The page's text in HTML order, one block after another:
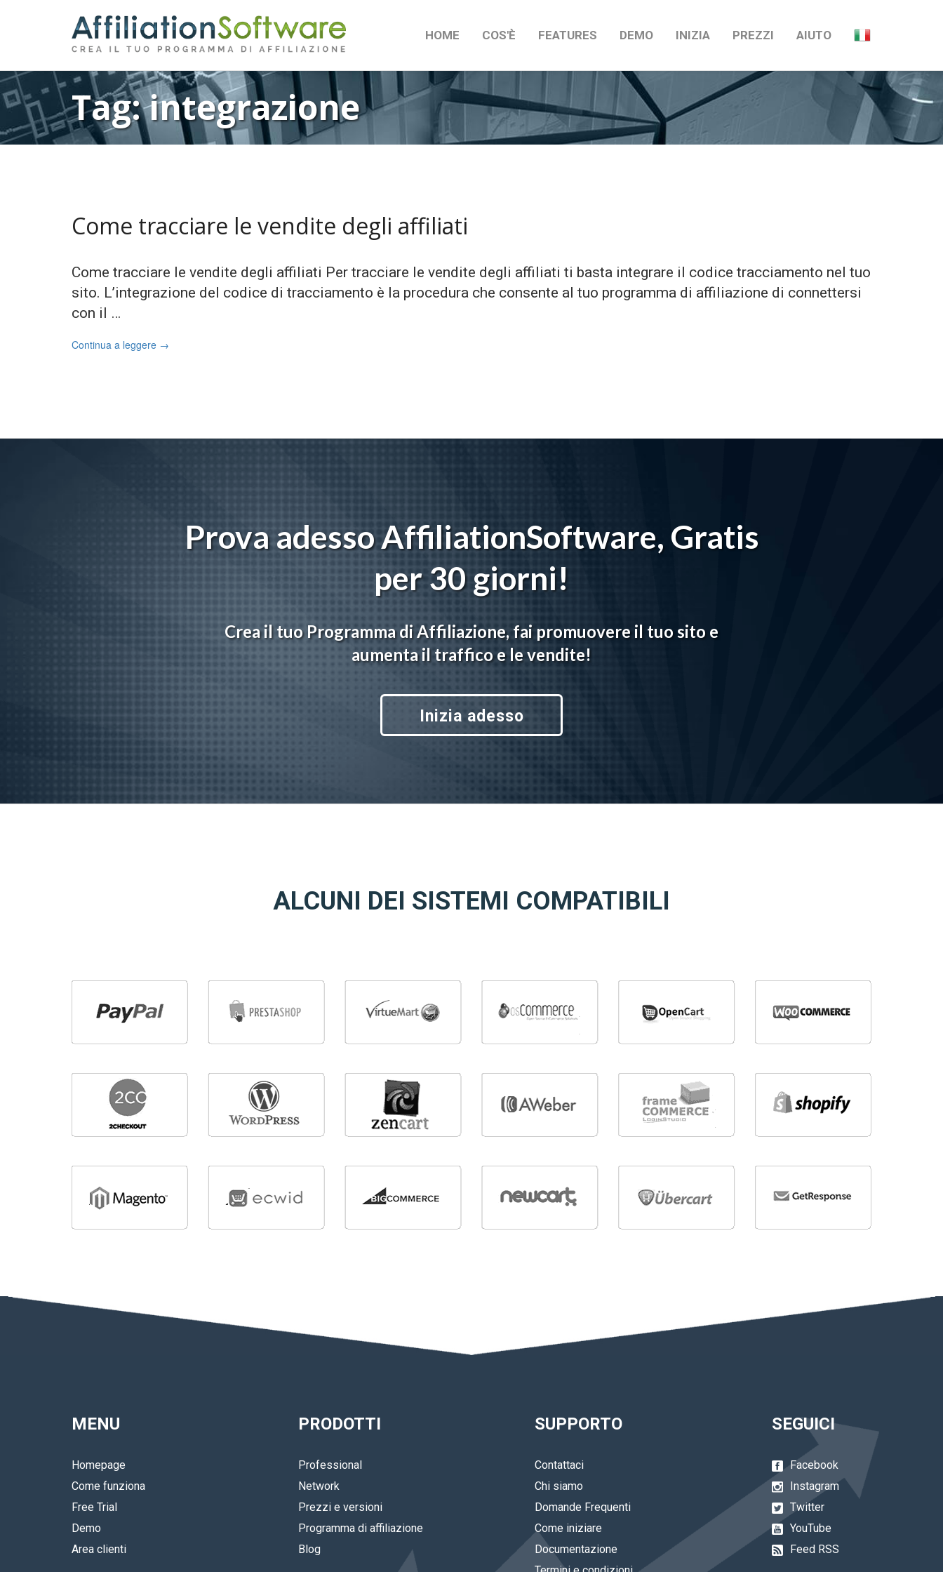
HOME COS'È FEATURES DEMO INIZIA PREZZI AIUTO
Tag:integrazione
Come tracciare le vendite degli affiliati
Come tracciare le vendite degli affiliati Per tracciare le vendite degli affiliati ti basta integrare il codice tracciamento nel tuo
sito. L’integrazione del codice di tracciamento è la procedura che consente al tuo programma di affiliazione di connettersi
con il …
Continua a leggere →
Prova adesso AffiliationSoftware, Gratis
per 30 giorni!
Crea il tuo Programma di Affiliazione, fai promuovere il tuo sito e
aumenta il traffico e le vendite!
Inizia adesso
ALCUNI DEI SISTEMI COMPATIBILI
MENU
Homepage
Come funziona
Free Trial
Demo
Area clienti
PRODOTTI
Professional
Network
Prezzi e versioni
Programma di affiliazione
Blog
SUPPORTO
Contattaci
Chi siamo
Domande Frequenti
Come iniziare
Documentazione
SEGUICI
Facebook
Instagram
Twitter
YouTube
Feed RSS